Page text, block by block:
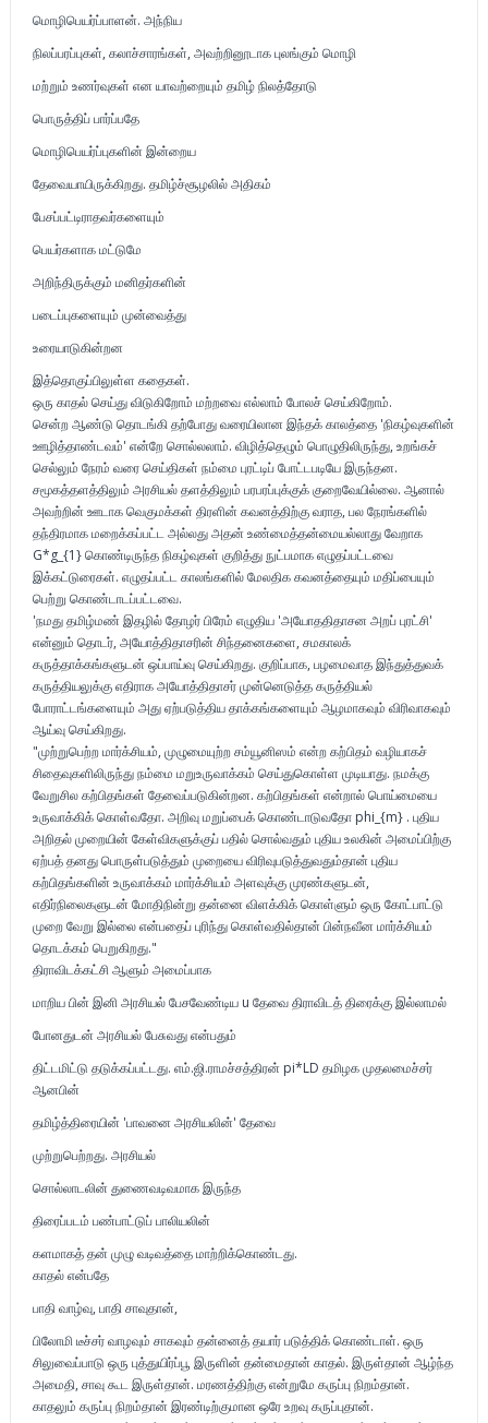
மொழிபெயர்ப்பாளன். அந்நிய
நிலப்பரப்புகள், கலாச்சாரங்கள், அவற்றினூடாக புலங்கும் மொழி
மற்றும் உணர்வுகள் என யாவற்றையும் தமிழ் நிலத்தோடு
பொருத்திப் பார்ப்பதே
மொழிபெயர்ப்புகளின் இன்றைய
தேவையாயிருக்கிறது. தமிழ்ச்சூழலில் அதிகம்
பேசப்பட்டிராதவர்களையும்
பெயர்களாக மட்டுமே
அறிந்திருக்கும் மனிதர்களின்
படைப்புகளையும் முன்வைத்து
உரையாடுகின்றன
இத்தொகுப்பிலுள்ள கதைகள்.
ஒரு காதல் செய்து விடுகிறோம் மற்றவை எல்லாம் போலச் செய்கிறோம்.
சென்ற ஆண்டு தொடங்கி தற்போது வரையிலான இந்தக் காலத்தை 'நிகழ்வுகளின்
ஊழித்தாண்டவம்' என்றே சொல்லலாம். விழித்தெழும் பொழுதிலிருந்து, உறங்கச்
செல்லும் நேரம் வரை செய்திகள் நம்மை புரட்டிப் போட்டபடியே இருந்தன.
சமூகத்தளத்திலும் அரசியல் தளத்திலும் பரபரப்புக்குக் குறைவேயில்லை. ஆனால்
அவற்றின் ஊடாக வெகுமக்கள் திரளின் கவனத்திற்கு வராத, பல நேரங்களில்
தந்திரமாக மறைக்கப்பட்ட அல்லது அதன் உண்மைத்தன்மையல்லாது வேறாக
G*g_{1} கொண்டிருந்த நிகழ்வுகள் குறித்து நுட்பமாக எழுதப்பட்டவை
இக்கட்டுரைகள். எழுதப்பட்ட காலங்களில் மேலதிக கவனத்தையும் மதிப்பையும்
பெற்று கொண்டாடப்பட்டவை.
'நமது தமிழ்மண் இதழில் தோழர் பிரேம் எழுதிய 'அயோததிதாசன அறப் புரட்சி'
என்னும் தொடர், அயோத்திதாசரின் சிந்தனைகளை, சமகாலக்
கருத்தாக்கங்களுடன் ஒப்பாய்வு செய்கிறது. குறிப்பாக, பழமைவாத இந்துத்துவக்
கருத்தியலுக்கு எதிராக அயோத்திதாசர் முன்னெடுத்த கருத்தியல்
போராட்டங்களையும் அது ஏற்படுத்திய தாக்கங்களையும் ஆழமாகவும் விரிவாகவும்
ஆய்வு செய்கிறது.
"முற்றுபெற்ற மார்க்சியம், முழுமையுற்ற சம்யூனிஸம் என்ற கற்பிதம் வழியாகச்
சிதைவுகளிலிருந்து நம்மை மறுஉருவாக்கம் செய்துகொள்ள முடியாது. நமக்கு
வேறுசில கற்பிதங்கள் தேவைப்படுகின்றன. கற்பிதங்கள் என்றால் பொய்மையை
உருவாக்கிக் கொள்வதோ. அறிவு மறுப்பைக் கொண்டாடுவதோ phi_{m} . புதிய
அறிதல் முறையின் கேள்விகளுக்குப் பதில் சொல்வதும் புதிய உலகின் அமைப்பிற்கு
ஏற்பத் தனது பொருள்படுத்தும் முறையை விரிவுபடுத்துவதும்தான் புதிய
கற்பிதங்களின் உருவாக்கம் மார்க்சியம் அளவுக்கு முரண்களுடன்,
எதிர்நிலைகளுடன் மோதிநின்று தன்னை விளக்கிக் கொள்ளும் ஒரு கோட்பாட்டு
முறை வேறு இல்லை என்பதைப் புரிந்து கொள்வதில்தான் பின்நவீன மார்க்சியம்
தொடக்கம் பெறுகிறது."
திராவிடக்கட்சி ஆளும் அமைப்பாக
மாறிய பின் இனி அரசியல் பேசவேண்டிய u தேவை திராவிடத் திரைக்கு இல்லாமல்
போனதுடன் அரசியல் பேசுவது என்பதும்
திட்டமிட்டு தடுக்கப்பட்டது. எம்.ஜி.ராமச்சத்திரன் pi*LD தமிழக முதலமைச்சர்
ஆனபின்
தமிழ்த்திரையின் 'பாவனை அரசியலின்' தேவை
முற்றுபெற்றது. அரசியல்
சொல்லாடலின் துணைவடிவமாக இருந்த
திரைப்படம் பண்பாட்டுப் பாலியலின்
களமாகத் தன் முழு வடிவத்தை மாற்றிக்கொண்டது.
காதல் என்பதே
பாதி வாழ்வு, பாதி சாவுதான்,
பிலோமி டீச்சர் வாழவும் சாகவும் தன்னைத் தயார் படுத்திக் கொண்டாள். ஒரு
சிலுவைப்பாடு ஒரு புத்துயிர்ப்பூ இருளின் தன்மைதான் காதல். இருள்தான் ஆழ்ந்த
அமைதி, சாவு கூட இருள்தான். மரணத்திற்கு என்றுமே கருப்பு நிறம்தான்.
காதலும் கருப்பு நிறம்தான் இரண்டிற்குமான ஒரே உறவு கருப்புதான்.